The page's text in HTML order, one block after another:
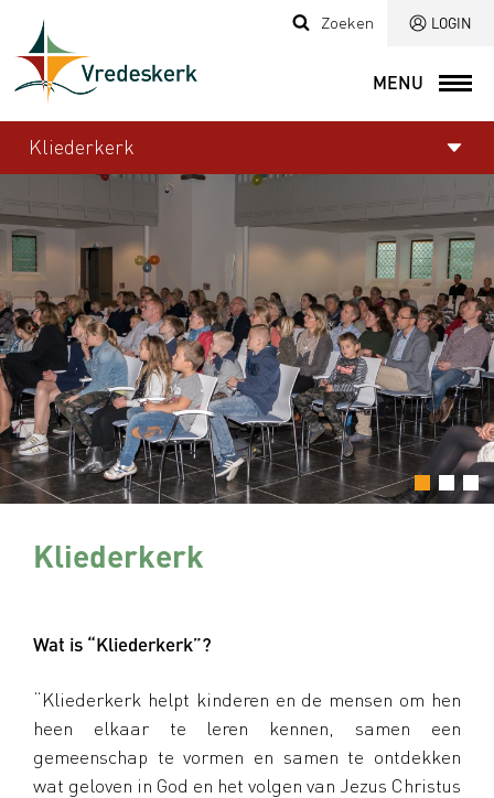
MENU
Zoeken LOGIN
Kliederkerk
Wat is “Kliederkerk”?
“Kliederkerk helpt kinderen en de mensen om hen
heen elkaar te leren kennen, samen een
gemeenschap te vormen en samen te ontdekken
wat geloven in God en het volgen van Jezus Christus